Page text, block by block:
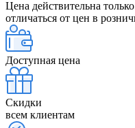
Цена действительна
отличаться от цен в
Доступная цена
Скидки
всем клиентам